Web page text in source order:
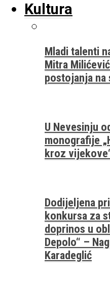
Kultura
Mladi talenti
Mitra
postojanja na
U Nevesinju
monografije
kroz
Dodijeljena
konkursa za
doprinos u
Depolo“ –
Karadeglić